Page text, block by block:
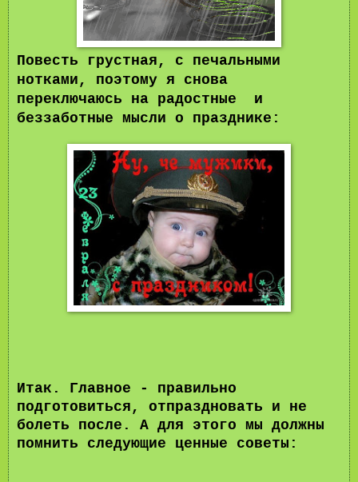
Повесть грустная, с печальными
нотками, поэтому я снова
переключаюсь на радостные и
беззаботные мысли о празднике:
Итак. Главное - правильно
подготовиться, отпраздновать и не
болеть после. А для этого мы должны
помнить следующие ценные советы: